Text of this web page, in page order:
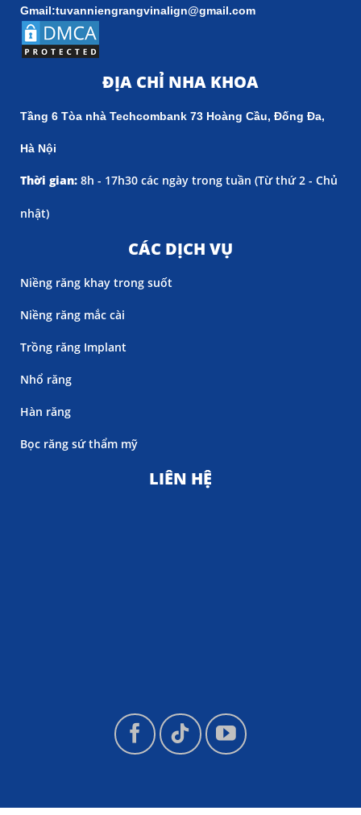
Gmail:tuvanniengrangvinalign@gmail.com
ĐỊA CHỈ NHA KHOA
Tầng 6 Tòa nhà Techcombank 73 Hoàng Cầu, Đống Đa,
Hà Nội
Thời gian: 8h - 17h30 các ngày trong tuần (Từ thứ 2 - Chủ
nhật)
CÁC DỊCH VỤ
Niềng răng khay trong suốt
Niềng răng mắc cài
Trồng răng Implant
Nhổ răng
Hàn răng
Bọc răng sứ thẩm mỹ
LIÊN HỆ